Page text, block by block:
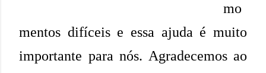
mo
mentos difíceis e essa ajuda é muito
importante para nós. Agradecemos ao